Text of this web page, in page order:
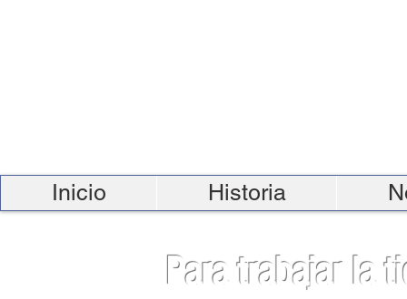
Inicio Historia
Para trabajar la